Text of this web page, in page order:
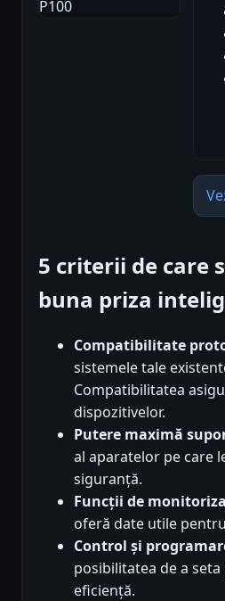
5 criterii de care
buna priza
Compatibilitate
sistemele tale
Compatibilitatea
dispozitivelor.
Putere maximă
al aparatelor pe care
siguranță.
Funcții de
oferă date utile
Control și
posibilitatea de a
eficiență.